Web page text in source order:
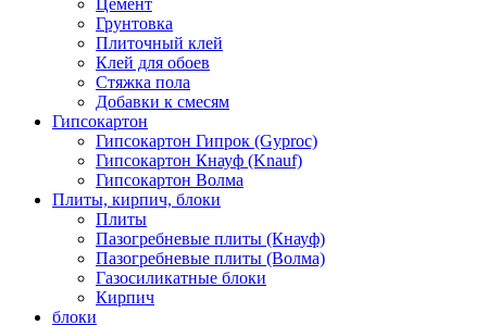
Цемент
Грунтовка
Плиточный клей
Клей для обоев
Стяжка пола
Добавки к смесям
Гипсокартон
Гипсокартон Гипрок (Gyproc)
Гипсокартон Кнауф (Knauf)
Гипсокартон Волма
Плиты, кирпич, блоки
Плиты
Пазогребневые плиты (Кнауф)
Пазогребневые плиты (Волма)
Газосиликатные блоки
Кирпич
блоки